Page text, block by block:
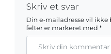
Skriv et svar
Din e-mailadresse vil ikke
felter er markeret med *